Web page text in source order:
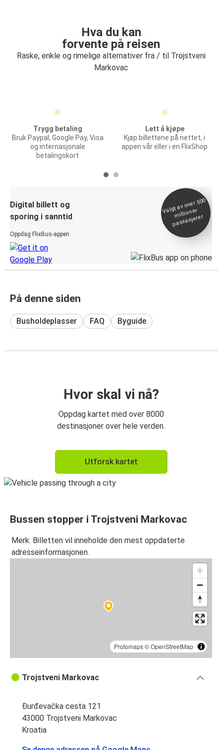
Hva du kan
forvente på reisen
Raske, enkle og rimelige alternativer fra / til Trojstveni
Markovac
Trygg betaling
Bruk Paypal, Google Pay, Visa
og internasjonale
betalingskort
Lett å kjøpe
Kjøp billettene på nettet, i
appen vår eller i en FlixShop
Digital billett og
sporing i sanntid
Oppdag FlixBus-appen
Valgt av over 500
millioner
passasjerer
På denne siden
Busholdeplasser FAQ Byguide
Hvor skal vi nå?
Oppdag kartet med over 8000
destinasjoner over hele verden.
Utforsk kartet
Bussen stopper i Trojstveni Markovac
Merk: Billetten vil inneholde den mest oppdaterte
adresseinformasjonen.
Protomaps©OpenStreetMap
Trojstveni Markovac
Đurđevačka cesta 121
43000 Trojstveni Markovac
Kroatia